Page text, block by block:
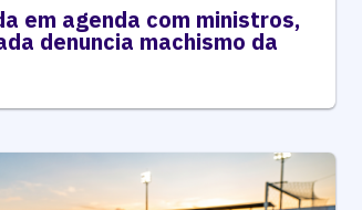
em agenda com ministros,
denuncia machismo da